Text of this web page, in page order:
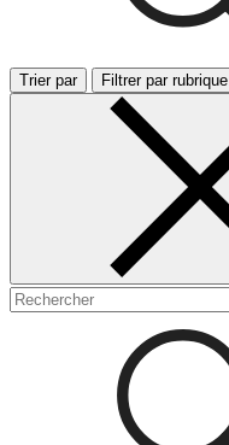
Trier par Filtrer par rubrique